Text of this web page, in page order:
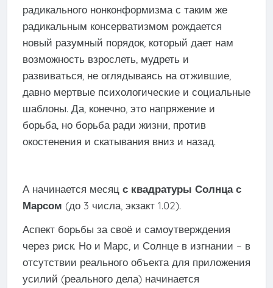
радикального нонконформизма с таким же
радикальным консерватизмом рождается
новый разумный порядок, который дает нам
возможность взрослеть, мудреть и
развиваться, не оглядываясь на отжившие,
давно мертвые психологические и социальные
шаблоны. Да, конечно, это напряжение и
борьба, но борьба ради жизни, против
окостенения и скатывания вниз и назад.
А начинается месяц с квадратуры Солнца с
Марсом (до 3 числа, экзакт 1.02).
Аспект борьбы за своё и самоутверждения
через риск. Но и Марс, и Солнце в изгнании – в
отсутствии реального объекта для приложения
усилий (реального дела) начинается